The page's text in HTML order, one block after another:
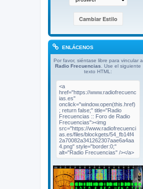
ENLÁCENOS
Por favor, siéntase libre para vincular a
Radio Frecuencias . Use el siguiente
texto HTML: